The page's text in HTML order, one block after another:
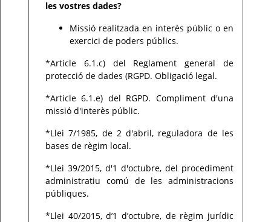
les vostres dades?
Missió realitzada en interès públic o en
exercici de poders públics.
*Article 6.1.c) del Reglament general de
protecció de dades (RGPD. Obligació legal.
*Article 6.1.e) del RGPD. Compliment d'una
missió d'interès públic.
*Llei 7/1985, de 2 d'abril, reguladora de les
bases de règim local.
*Llei 39/2015, d'1 d'octubre, del procediment
administratiu comú de les administracions
públiques.
*Llei 40/2015, d’1 d’octubre, de règim jurídic